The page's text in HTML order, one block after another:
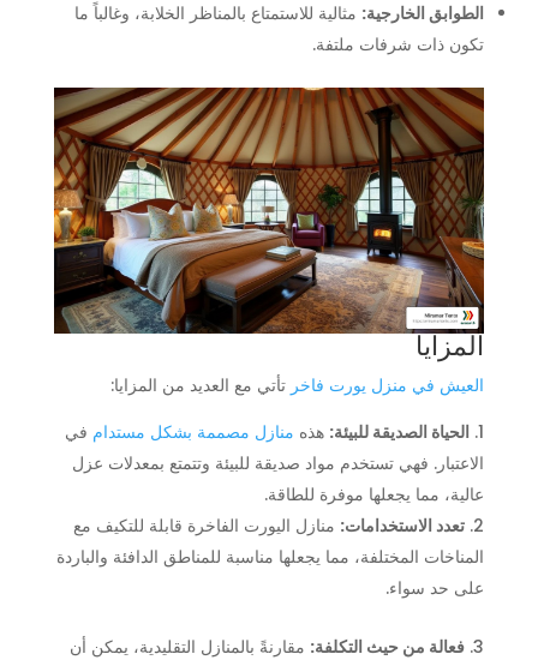
الطوابق الخارجية: مثالية للاستمتاع بالمناظر الخلابة، وغالباً ما
تكون ذات شرفات ملتفة.
المزايا
العيش في منزل يورت فاخر تأتي مع العديد من المزايا:
الحياة الصديقة للبيئة: هذه منازل مصممة بشكل مستدام في
الاعتبار. فهي تستخدم مواد صديقة للبيئة وتتمتع بمعدلات عزل
عالية، مما يجعلها موفرة للطاقة.
تعدد الاستخدامات: منازل اليورت الفاخرة قابلة للتكيف مع
المناخات المختلفة، مما يجعلها مناسبة للمناطق الدافئة والباردة
على حد سواء.
فعالة من حيث التكلفة: مقارنةً بالمنازل التقليدية، يمكن أن